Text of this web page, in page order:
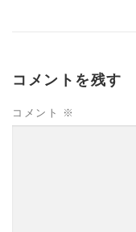
コメントを残す
コメント ※